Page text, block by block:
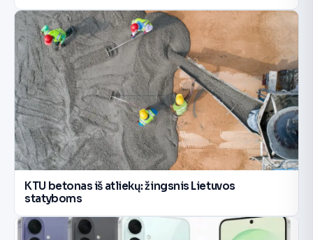
KTU betonas iš atliekų: žingsnis Lietuvos
statyboms